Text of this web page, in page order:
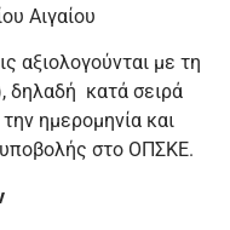
Αιγαίου
αξιολογούνται με τη
δηλαδή κατά σειρά
ημερομηνία και
στο ΟΠΣΚΕ.